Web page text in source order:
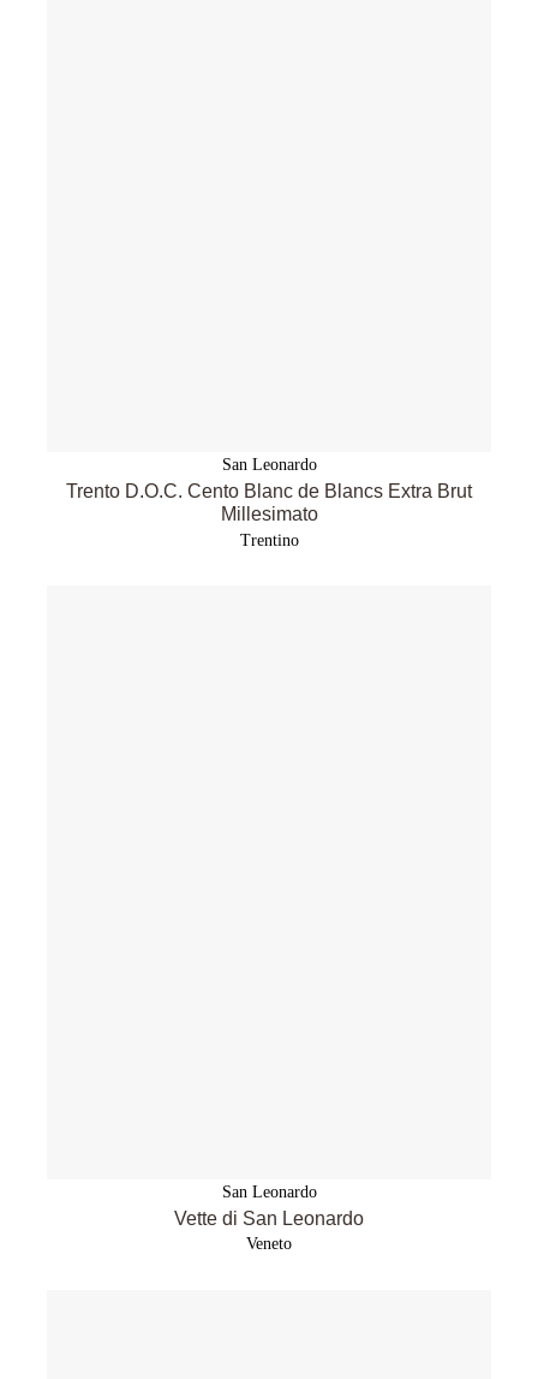
San Leonardo
Trento D.O.C. Cento Blanc de Blancs Extra Brut
Millesimato
Trentino
San Leonardo
Vette di San Leonardo
Veneto